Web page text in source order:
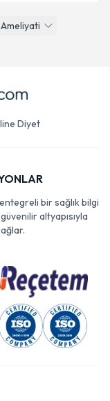
Diyet
bir sağlık bilgi
altyapısıyla